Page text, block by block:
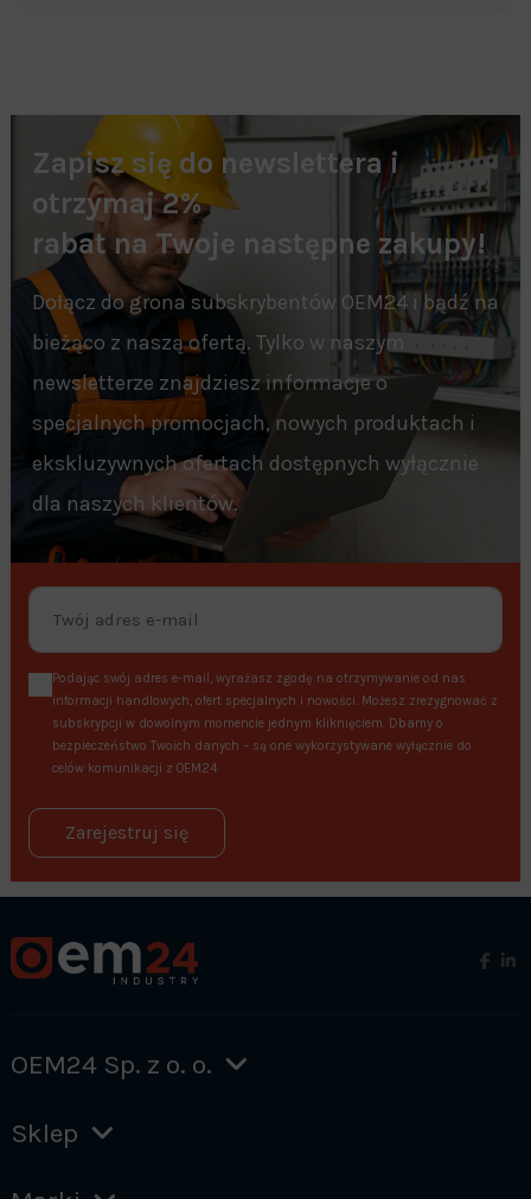
Zapisz się do newslettera i
otrzymaj 2%
rabat na Twoje następne zakupy!
Dołącz do grona subskrybentów OEM24 i bądź na
bieżąco z naszą ofertą. Tylko w naszym
newsletterze znajdziesz informacje o
specjalnych promocjach, nowych produktach i
ekskluzywnych ofertach dostępnych wyłącznie
dla naszych klientów.
Podając swój adres e-mail, wyrażasz zgodę na otrzymywanie od nas
informacji handlowych, ofert specjalnych i nowości. Możesz zrezygnować z
subskrypcji w dowolnym momencie jednym kliknięciem. Dbamy o
bezpieczeństwo Twoich danych – są one wykorzystywane wyłącznie do
celów komunikacji z OEM24.
Zarejestruj się
OEM24 Sp. z o. o.
Sklep